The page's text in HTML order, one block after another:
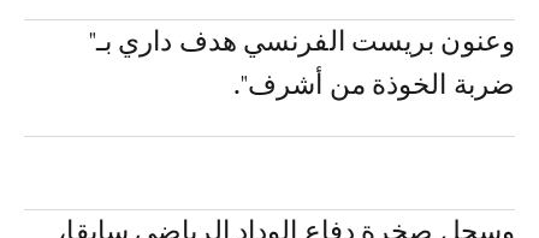
وعنون بريست الفرنسي هدف داري بـ"
ضربة الخوذة من أشرف".